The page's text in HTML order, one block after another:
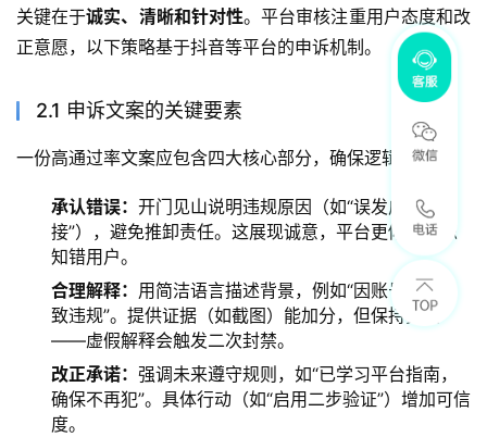
关键在于诚实、清晰和针对性。平台审核注重用户态度和改
正意愿，以下策略基于抖音等平台的申诉机制。
2.1 申诉文案的关键要素
一份高通过率文案应包含四大核心部分，确保逻辑连贯：
承认错误： 开门见山说明违规原因（如“误发广告链
接”），避免推卸责任。这展现诚意，平台更倾向原谅
知错用户。
合理解释： 用简洁语言描述背景，例如“因账号被盗导
致违规”。提供证据（如截图）能加分，但保持真实
——虚假解释会触发二次封禁。
改正承诺： 强调未来遵守规则，如“已学习平台指南，
确保不再犯”。具体行动（如“启用二步验证”）增加可信
度。